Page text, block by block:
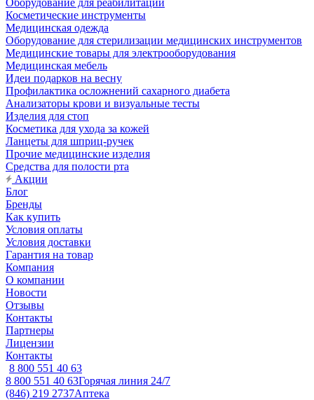
Оборудование для реабилитации
Косметические инструменты
Медицинская одежда
Оборудование для стерилизации медицинских инструментов
Медицинские товары для электрооборудования
Медицинская мебель
Идеи подарков на весну
Профилактика осложнений сахарного диабета
Анализаторы крови и визуальные тесты
Изделия для стоп
Косметика для ухода за кожей
Ланцеты для шприц-ручек
Прочие медицинские изделия
Средства для полости рта
Акции
Блог
Бренды
Как купить
Условия оплаты
Условия доставки
Гарантия на товар
Компания
О компании
Новости
Отзывы
Контакты
Партнеры
Лицензии
Контакты
8 800 551 40 63
8 800 551 40 63Горячая линия 24/7
(846) 219 2737Аптека